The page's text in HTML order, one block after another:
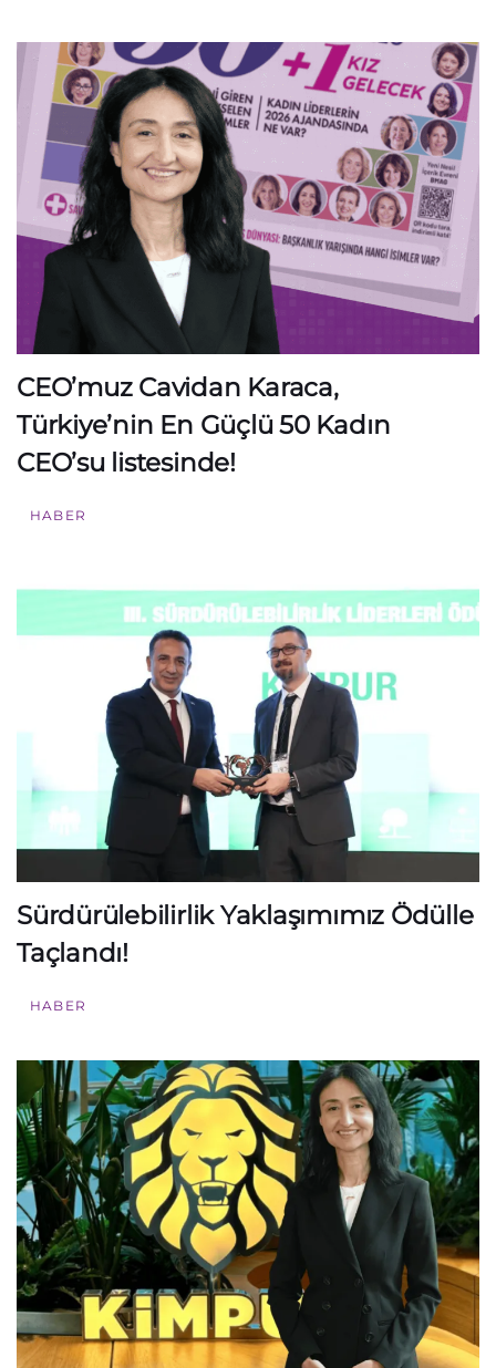
CEO’muz Cavidan Karaca,
Türkiye’nin En Güçlü 50 Kadın
CEO’su listesinde!
HABER
Sürdürülebilirlik Yaklaşımımız Ödülle
Taçlandı!
HABER